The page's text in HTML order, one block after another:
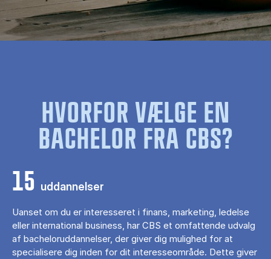
HVORFOR VÆLGE EN
BACHELOR FRA CBS?
15 uddannelser
Uanset om du er interesseret i finans, marketing, ledelse
eller international business, har CBS et omfattende udvalg
af bacheloruddannelser, der giver dig mulighed for at
specialisere dig inden for dit interesseområde. Dette giver